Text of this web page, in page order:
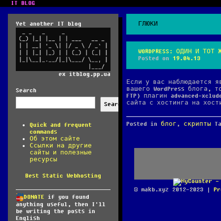
IT BLOG
Yet another IT blog
ex itblog.pp.ua
Search
Search
Quick and frequent
commands
Об этом сайте
Ссылки на другие
сайты и полезные
ресурсы
Best Static Webhosting
DONATE if you found
anything useful, then I'll
be writing the posts in
English
ГЛЮКИ
WORDPRESS: ОДИН И
Posted on 19.04.13
Если у вас наблюдается
вашего WordPress блога,
FTP) плагин advanced-
сайта с хостинга на
Posted in блог , скрипты
© makb.xyz 2012-2023 |